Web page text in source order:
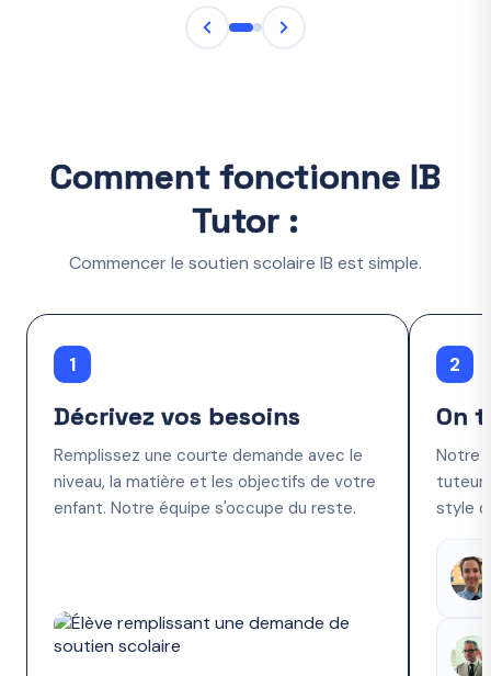
Comment fonctionne IB
Tutor :
Commencer le soutien scolaire IB est simple.
1
Décrivez vos besoins
Remplissez une courte demande avec le
niveau, la matière et les objectifs de votre
enfant. Notre équipe s'occupe du reste.
2
On
Notre
tuteur
style